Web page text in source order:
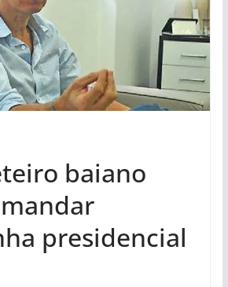
baiano
presidencial